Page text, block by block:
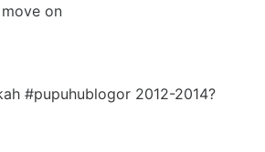
on
#pupuhublogor 2012-2014?